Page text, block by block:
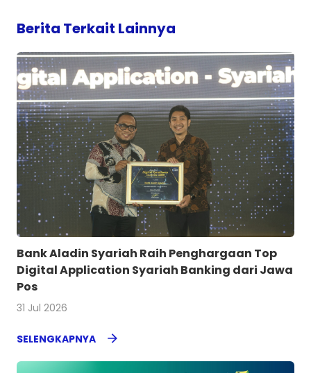
Berita Terkait Lainnya
Bank Aladin Syariah Raih Penghargaan Top
Digital Application Syariah Banking dari Jawa
Pos
31 Jul 2026
SELENGKAPNYA